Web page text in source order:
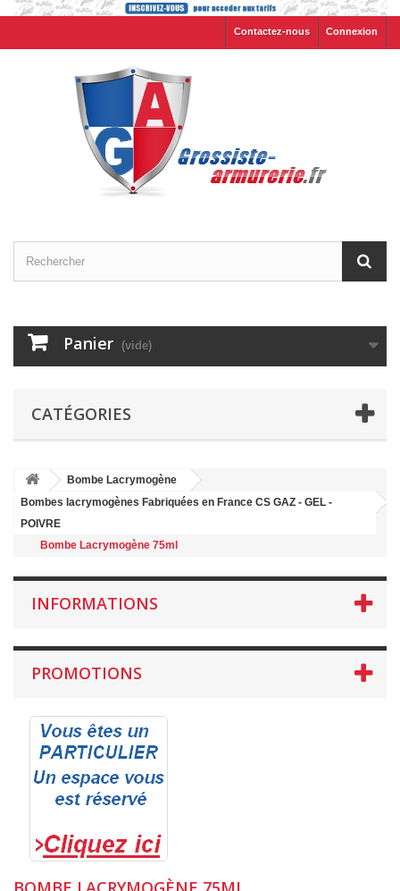
Connexion
Contactez-nous
Panier (vide)
CATÉGORIES
Bombe Lacrymogène
Bombes lacrymogènes Fabriquées en France CS GAZ - GEL -
POIVRE
Bombe Lacrymogène 75ml
INFORMATIONS
PROMOTIONS